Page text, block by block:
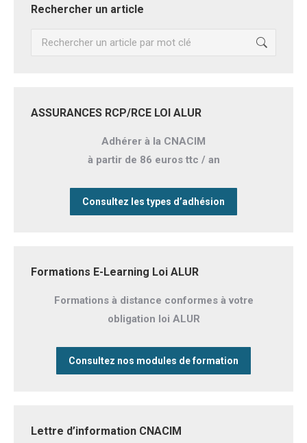
Rechercher un article
Recherche
ASSURANCES RCP/RCE LOI ALUR
Adhérer à la CNACIM
à partir de 86 euros ttc / an
Consultez les types d’adhésion
Formations E-Learning Loi ALUR
Formations à distance conformes à votre
obligation loi ALUR
Consultez nos modules de formation
Lettre d’information CNACIM